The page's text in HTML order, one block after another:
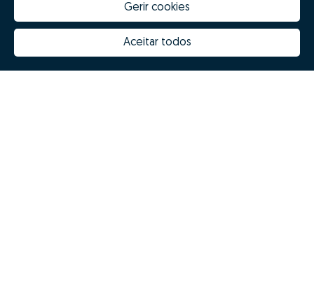
Porquê escolher a Zome
Inovação Zome
Hubs Zome
Gerir cookies
Aceitar todos